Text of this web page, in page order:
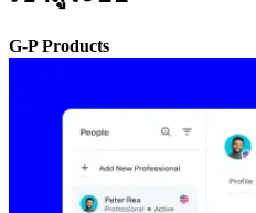
G-P Products​​